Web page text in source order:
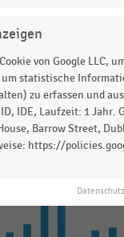
zur
Statistiken
von Google LLC,
statistische
zu erfassen und
IDE, Laufzeit: 1 Jahr.
Barrow Street,
https://